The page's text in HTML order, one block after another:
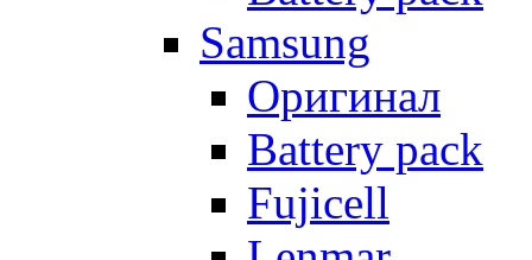
Samsung
Оригинал
Battery pack
Fujicell